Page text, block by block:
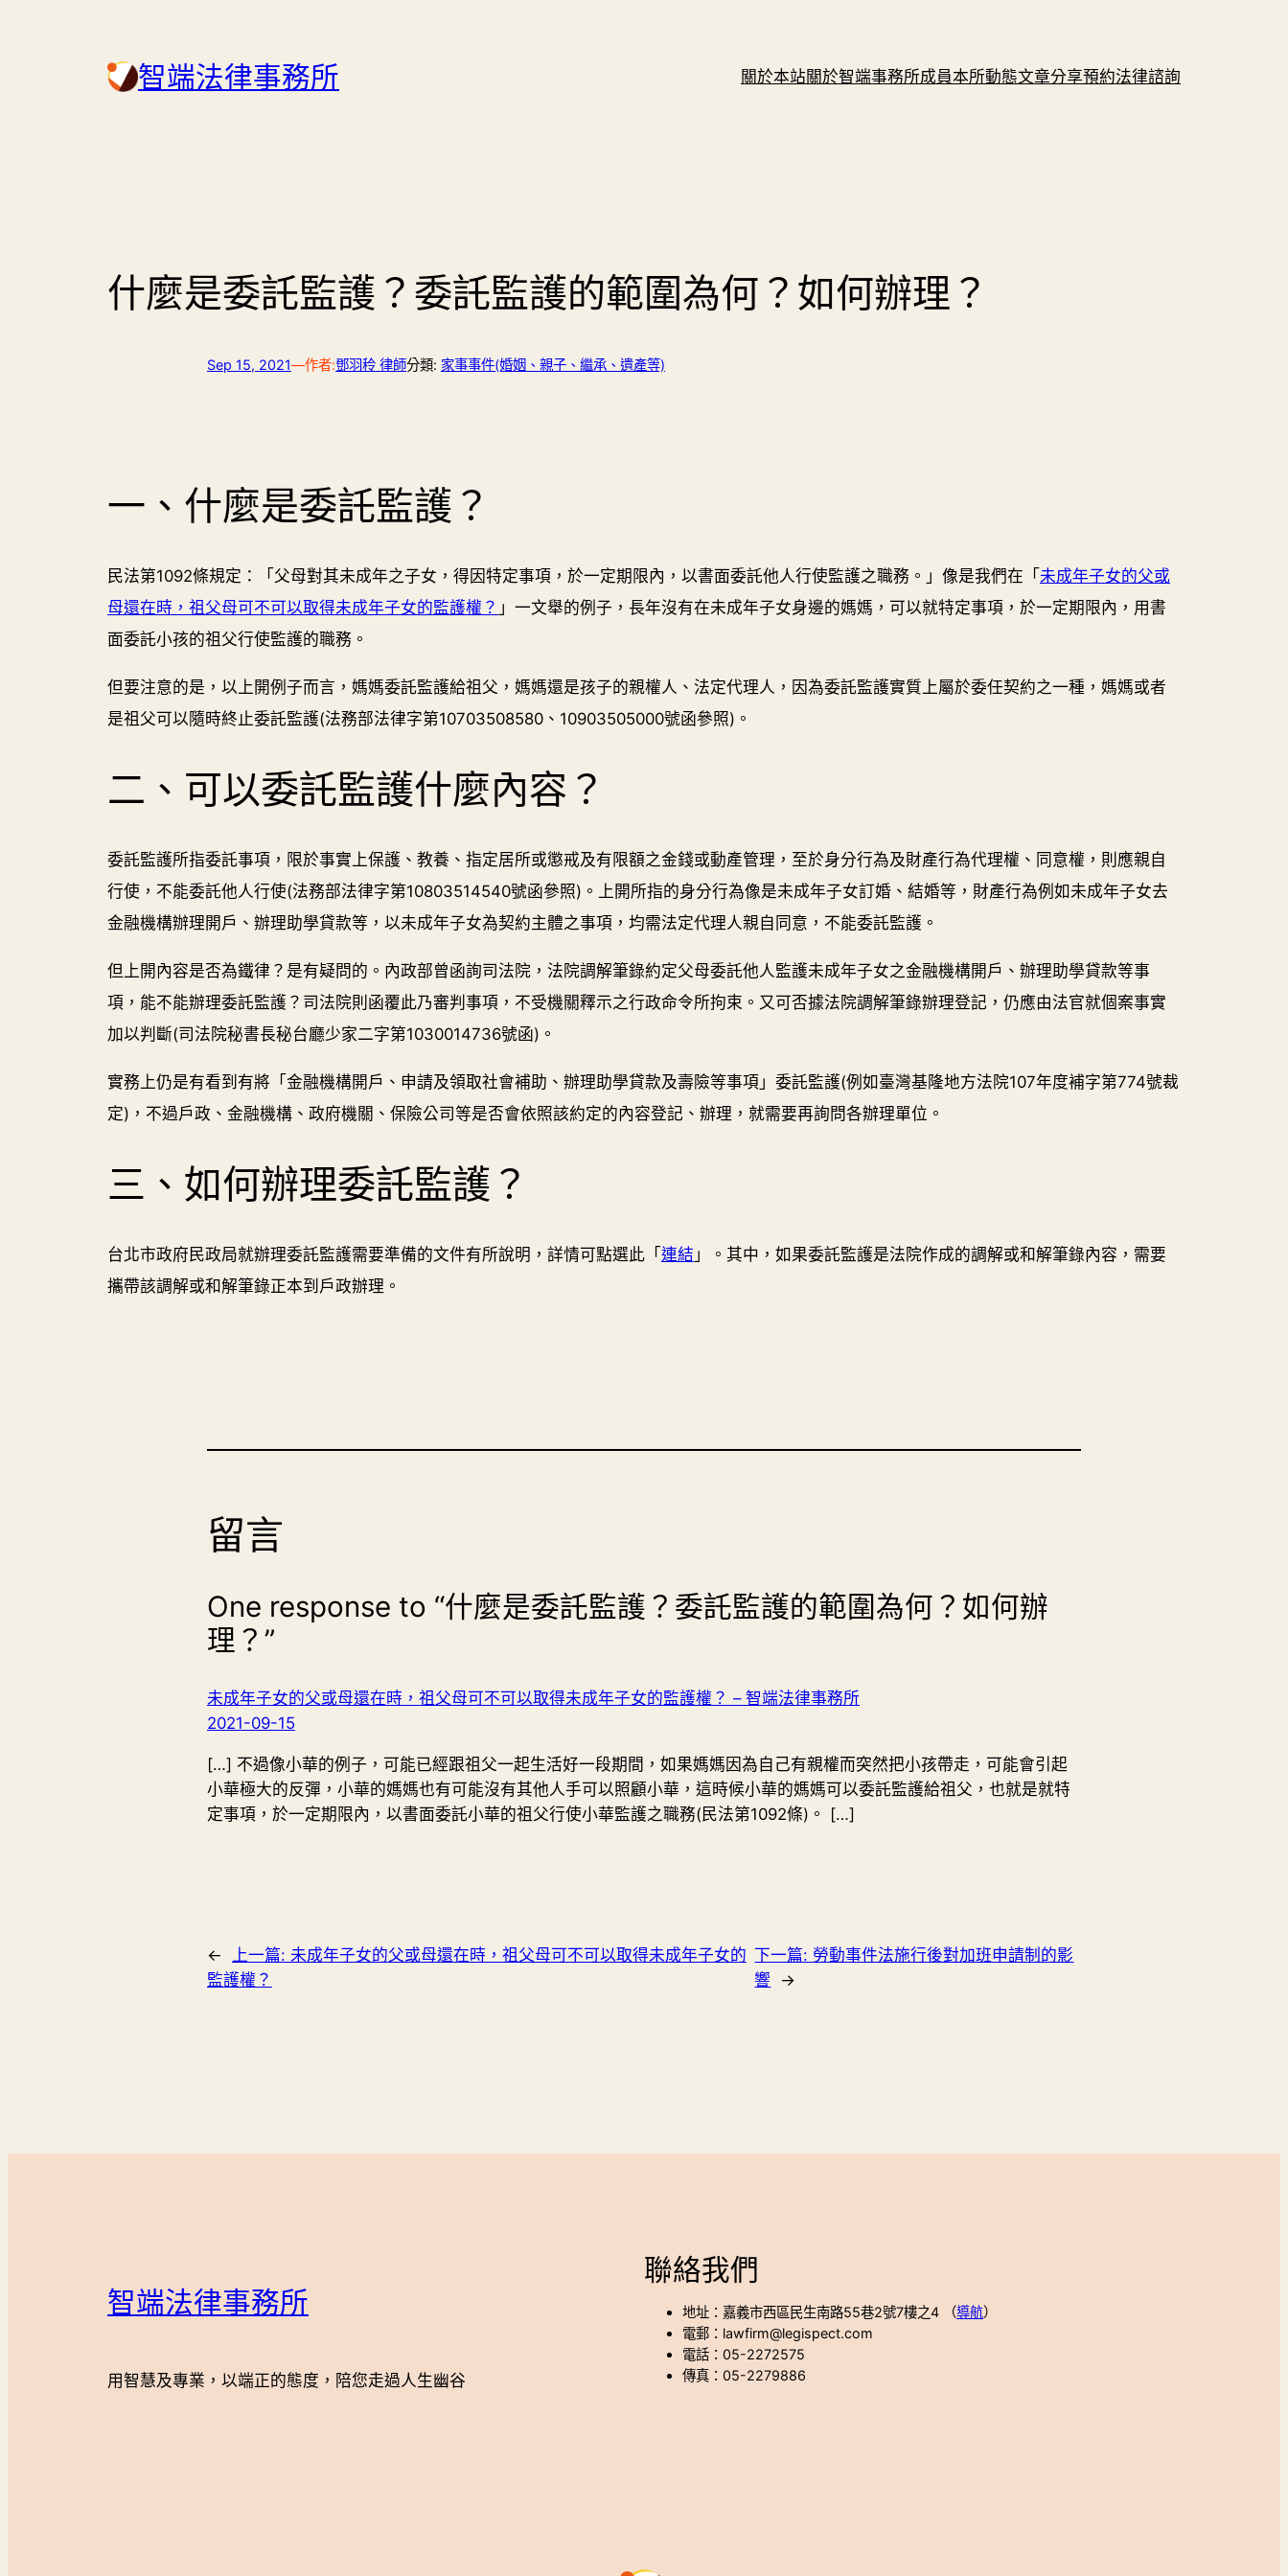
智端法律事務所 關於本站關於智端事務所成員本所動態文章分享預約法律諮詢
什麼是委託監護？委託監護的範圍為何？如何辦理？
Sep 15, 2021—作者:鄧羽秢 律師分類: 家事事件(婚姻、親子、繼承、遺產等)
一、什麼是委託監護？
民法第1092條規定：「父母對其未成年之子女，得因特定事項，於一定期限內，以書面委託他人行使監護之職務。」像是我們在「未成年子女的父或
母還在時，祖父母可不可以取得未成年子女的監護權？ 」一文舉的例子，長年沒有在未成年子女身邊的媽媽，可以就特定事項，於一定期限內，用書
面委託小孩的祖父行使監護的職務。
但要注意的是，以上開例子而言，媽媽委託監護給祖父，媽媽還是孩子的親權人、法定代理人，因為委託監護實質上屬於委任契約之一種，媽媽或者
是祖父可以隨時終止委託監護(法務部法律字第10703508580、10903505000號函參照)。
二、可以委託監護什麼內容？
委託監護所指委託事項，限於事實上保護、教養、指定居所或懲戒及有限額之金錢或動產管理，至於身分行為及財產行為代理權、同意權，則應親自
行使，不能委託他人行使(法務部法律字第10803514540號函參照)。上開所指的身分行為像是未成年子女訂婚、結婚等，財產行為例如未成年子女去
金融機構辦理開戶、辦理助學貸款等，以未成年子女為契約主體之事項，均需法定代理人親自同意，不能委託監護。
但上開內容是否為鐵律？是有疑問的。內政部曾函詢司法院，法院調解筆錄約定父母委託他人監護未成年子女之金融機構開戶、辦理助學貸款等事
項，能不能辦理委託監護？司法院則函覆此乃審判事項，不受機關釋示之行政命令所拘束。又可否據法院調解筆錄辦理登記，仍應由法官就個案事實
加以判斷(司法院秘書長秘台廳少家二字第1030014736號函)。
實務上仍是有看到有將「金融機構開戶、申請及領取社會補助、辦理助學貸款及壽險等事項」委託監護(例如臺灣基隆地方法院107年度補字第774號裁
定)，不過戶政、金融機構、政府機關、保險公司等是否會依照該約定的內容登記、辦理，就需要再詢問各辦理單位。
三、如何辦理委託監護？
台北市政府民政局就辦理委託監護需要準備的文件有所說明，詳情可點選此「 連結 」。其中，如果委託監護是法院作成的調解或和解筆錄內容，需要
攜帶該調解或和解筆錄正本到戶政辦理。
留言
One response to “什麼是委託監護？委託監護的範圍為何？如何辦
理？”
未成年子女的父或母還在時，祖父母可不可以取得未成年子女的監護權？ – 智端法律事務所
2021-09-15
[…] 不過像小華的例子，可能已經跟祖父一起生活好一段期間，如果媽媽因為自己有親權而突然把小孩帶走，可能會引起
小華極大的反彈，小華的媽媽也有可能沒有其他人手可以照顧小華，這時候小華的媽媽可以委託監護給祖父，也就是就特
定事項，於一定期限內，以書面委託小華的祖父行使小華監護之職務(民法第1092條)。 […]
← 上一篇: 未成年子女的父或母還在時，祖父母可不可以取得未成年子女的
監護權？
下一篇: 勞動事件法施行後對加班申請制的影
響
→
智端法律事務所
用智慧及專業，以端正的態度，陪您走過人生幽谷
聯絡我們
地址：嘉義市西區民生南路55巷2號7樓之4 （導航）
電郵：lawfirm@legispect.com
電話：05-2272575
傳真：05-2279886